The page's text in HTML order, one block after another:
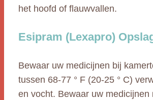
het hoofd of flauwvallen.
Esipram (Lexapro)
Bewaar uw medicijnen bij
tussen 68-77 ° F (20-25 ° C)
en vocht. Bewaar uw medicijnen